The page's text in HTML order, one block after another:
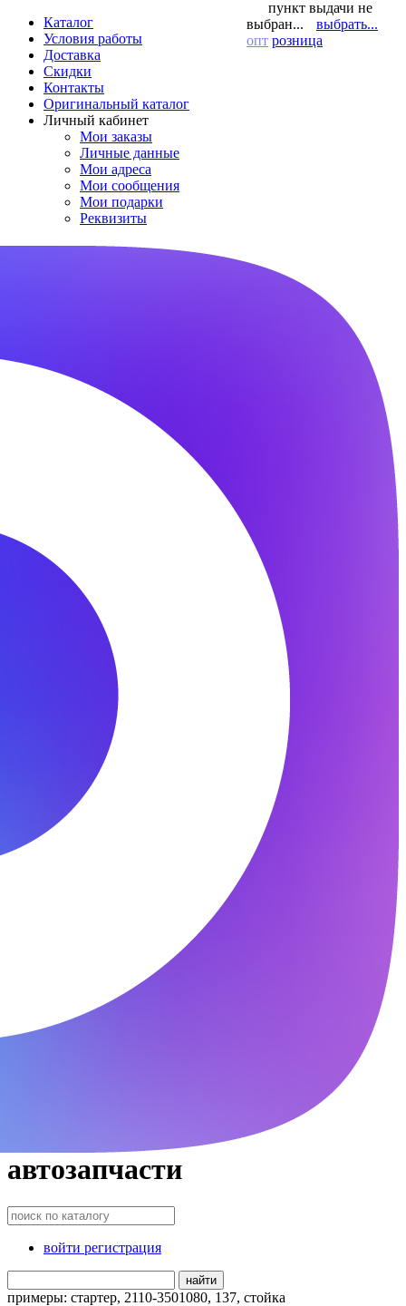
Каталог
Условия работы
Доставка
Скидки
Контакты
Оригинальный каталог
Личный кабинет
Мои заказы
Личные данные
Мои адреса
Мои сообщения
Мои подарки
Реквизиты
пункт выдачи не
выбран...
выбрать...
опт розница
автозапчасти
войти регистрация
найти
примеры: стартер, 2110-3501080, 137, стойка